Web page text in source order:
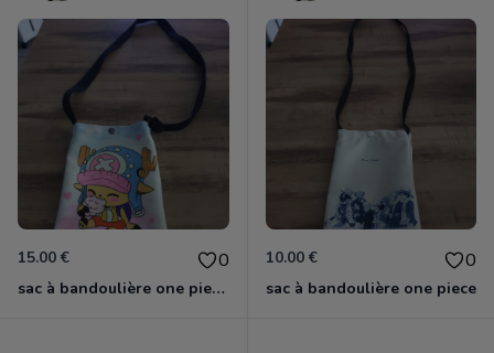
15.00 € 0
sac à bandoulière one piece chopper
10.00 € 0
sac à bandoulière one piece